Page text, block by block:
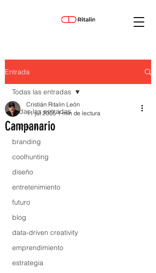
Entrada
Todas las entradas
marketing
branding
coolhunting
diseño
entretenimiento
futuro
blog
data-driven creativity
emprendimiento
estrategia
Todas las entradas
Campanario
Cristián Ritalin León
11 jul 2005 1 min de lectura